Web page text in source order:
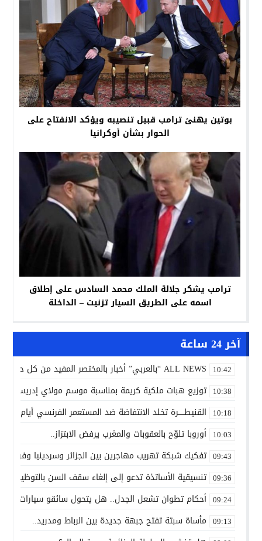
بوتين يهنئ ترامب قبيل تنصيبه ويؤكد الانفتاح على
الحوار بشأن أوكرانيا
ترامب يشكر جلالة الملك محمد السادس على إطلاق
اسمه على الطريق السيار تزنيت – الداخلة
آخر 24 ساعة
10:42 ALL NEWS “بالعربي” أخبار بالمختصر المفيد من كل حدب وصوب
10:38 توزيع هبات ملكية كريمة بمناسبة موسم مولاي إدريس
10:18 القنيطـــــرة تخلد الانتفاضة ضد المستعمر الفرنسي أيام 7 و8 و9 غشت 1954.
10:03 أوروبا تلوّح بالعقوبات والمغرب يرفض الابتزاز..
09:43 تفكيك شبكة تهريب مهاجرين بين الجزائر وسردينيا وفرنسا
09:36 تنسيقية الأساتذة تدعو إلى إلغاء سقف السن بالتوظيف
09:24 أحكام تطوان تشعل الجدل.. هل يتحول سائقو سيارات
09:13 مأساة سبتة تفتح جبهة جديدة بين الرباط ومدريد..